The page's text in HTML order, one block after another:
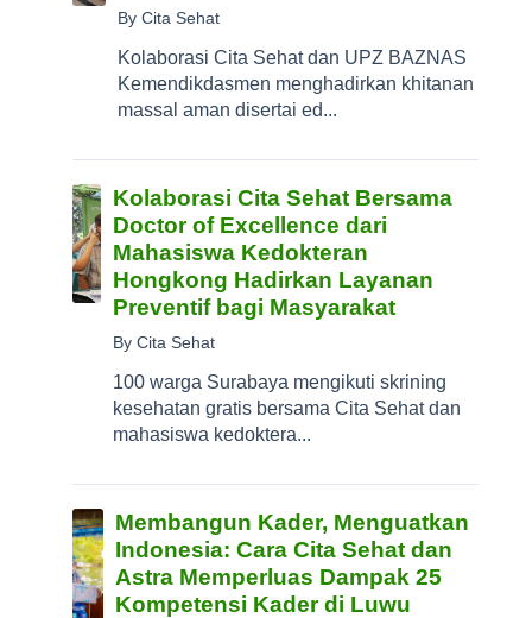
By Cita Sehat
Kolaborasi Cita Sehat dan UPZ BAZNAS
Kemendikdasmen menghadirkan khitanan
massal aman disertai ed...
Kolaborasi Cita Sehat Bersama
Doctor of Excellence dari
Mahasiswa Kedokteran
Hongkong Hadirkan Layanan
Preventif bagi Masyarakat
By Cita Sehat
100 warga Surabaya mengikuti skrining
kesehatan gratis bersama Cita Sehat dan
mahasiswa kedoktera...
Membangun Kader, Menguatkan
Indonesia: Cara Cita Sehat dan
Astra Memperluas Dampak 25
Kompetensi Kader di Luwu